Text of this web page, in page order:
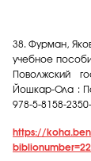
38.Фурман,
учебное
Поволжский
Йошкар-Ола :
978-5-8158-
https://